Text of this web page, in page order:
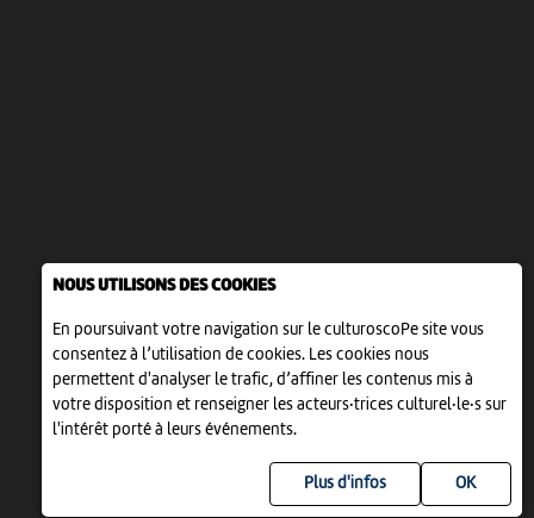
NOUS UTILISONS DES COOKIES
En poursuivant votre navigation sur le culturoscoPe site vous
consentez à l’utilisation de cookies. Les cookies nous
permettent d'analyser le trafic, d’affiner les contenus mis à
votre disposition et renseigner les acteurs·trices culturel·le·s sur
l'intérêt porté à leurs événements.
Plus d'infos